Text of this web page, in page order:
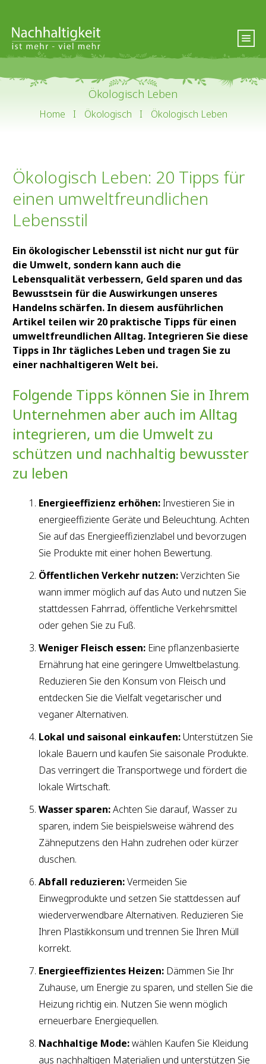
Ökologisch Leben
Home I Ökologisch I Ökologisch Leben
Ökologisch Leben: 20 Tipps für
einen umweltfreundlichen
Lebensstil
Ein ökologischer Lebensstil ist nicht nur gut für
die Umwelt, sondern kann auch die
Lebensqualität verbessern, Geld sparen und das
Bewusstsein für die Auswirkungen unseres
Handelns schärfen. In diesem ausführlichen
Artikel teilen wir 20 praktische Tipps für einen
umweltfreundlichen Alltag. Integrieren Sie diese
Tipps in Ihr tägliches Leben und tragen Sie zu
einer nachhaltigeren Welt bei.
Folgende Tipps können Sie in Ihrem
Unternehmen aber auch im Alltag
integrieren, um die Umwelt zu
schützen und nachhaltig bewusster
zu leben
Energieeffizienz erhöhen:Investieren Sie in
energieeffiziente Geräte und Beleuchtung. Achten
Sie auf das Energieeffizienzlabel und bevorzugen
Sie Produkte mit einer hohen Bewertung.
Öffentlichen Verkehr nutzen:Verzichten Sie
wann immer möglich auf das Auto und nutzen Sie
stattdessen Fahrrad, öffentliche Verkehrsmittel
oder gehen Sie zu Fuß.
Weniger Fleisch essen: Eine pflanzenbasierte
Ernährung hat eine geringere Umweltbelastung.
Reduzieren Sie den Konsum von Fleisch und
entdecken Sie die Vielfalt vegetarischer und
veganer Alternativen.
Lokal und saisonal einkaufen: Unterstützen Sie
lokale Bauern und kaufen Sie saisonale Produkte.
Das verringert die Transportwege und fördert die
lokale Wirtschaft.
Wasser sparen:Achten Sie darauf, Wasser zu
sparen, indem Sie beispielsweise während des
Zähneputzens den Hahn zudrehen oder kürzer
duschen.
Abfall reduzieren:Vermeiden Sie
Einwegprodukte und setzen Sie stattdessen auf
wiederverwendbare Alternativen. Reduzieren Sie
Ihren Plastikkonsum und trennen Sie Ihren Müll
korrekt.
Energieeffizientes Heizen: Dämmen Sie Ihr
Zuhause, um Energie zu sparen, und stellen Sie die
Heizung richtig ein. Nutzen Sie wenn möglich
erneuerbare Energiequellen.
Nachhaltige Mode:wählen Kaufen Sie Kleidung
aus nachhaltigen Materialien und unterstützen Sie